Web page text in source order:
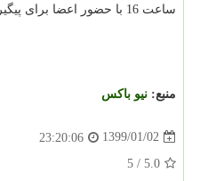
ساعت 16 با حضور اعضا برای پیگیری امور تشكیل شود
منبع: نیو باكس
1399/01/02
23:20:06
5.0
/
5